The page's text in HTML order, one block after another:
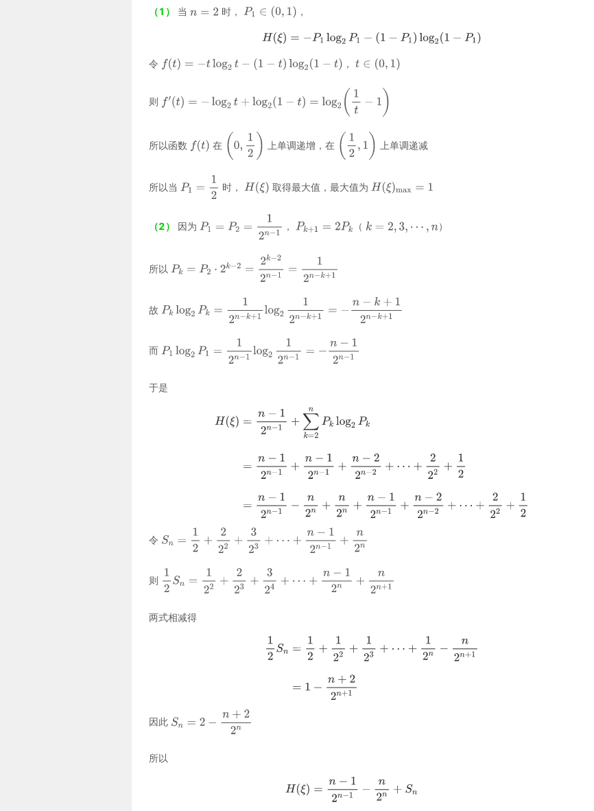
（1） 当 时， ，
令 ，
则
所以函数 在 上单调递增，在 上单调递减
所以当 时， 取得最大值，最大值为
（2） 因为 ， （ ）
所以
故
而
于是
令
则
两式相减得
因此
所以